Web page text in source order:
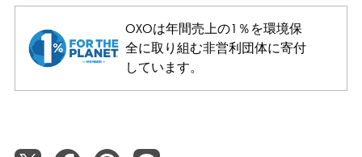
OXOは年間売上の1％を環境保
全に取り組む非営利団体に寄付
しています。